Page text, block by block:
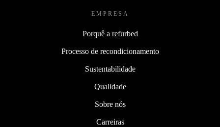
EMPRESA
Porquê a refurbed
Processo de recondicionamento
Sustentabilidade
Qualidade
Sobre nós
Carreiras